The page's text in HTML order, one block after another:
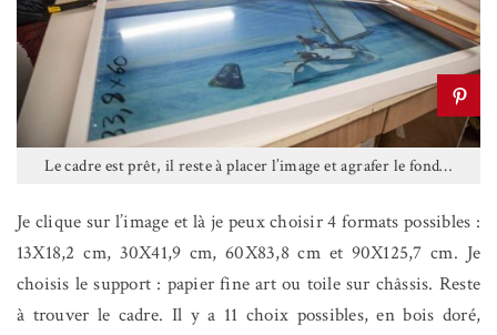
Le cadre est prêt, il reste à placer l’image et agrafer le fond…
Je clique sur l’image et là je peux choisir4 formats possibles :
13X18,2 cm, 30X41,9 cm, 60X83,8 cm et 90X125,7 cm. Je
choisis le support : papier fine art ou toile sur châssis. Reste
à trouver le cadre. Il y a 11 choix possibles, en bois doré,